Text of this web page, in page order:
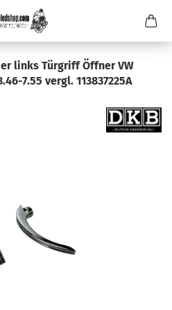
links Türgriff Öffner VW
7.55 vergl. 113837225A